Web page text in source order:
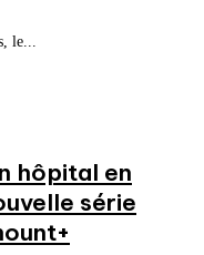
le...
hôpital en
série